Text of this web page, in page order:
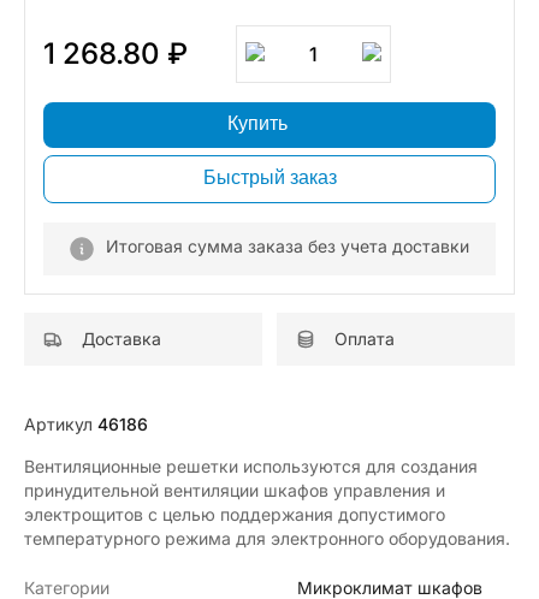
1 268.80 ₽ 1
Купить
Быстрый заказ
Итоговая сумма заказа без учета доставки
Доставка Оплата
Артикул 46186
Вентиляционные решетки используются для создания
принудительной вентиляции шкафов управления и
электрощитов с целью поддержания допустимого
температурного режима для электронного оборудования.
Категории
Микроклимат шкафов